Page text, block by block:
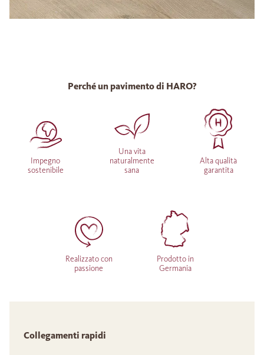
Perché un pavimento di HARO?
Impegno
sostenibile
Una vita
naturalmente
sana
Alta qualità
garantita
Realizzato con
passione
Prodotto in
Germania
Collegamenti rapidi